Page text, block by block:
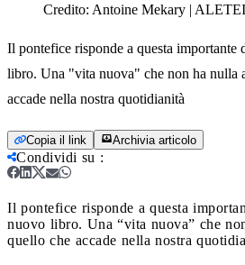
Credito: Antoine Mekary |
Il pontefice risponde a questa importante
libro. Una "vita nuova" che non ha nulla
accade nella nostra quotidianità
Copia il link Archivia articolo
Condividi su :
Il pontefice risponde a questa
nuovo libro. Una “vita nuova” che
quello che accade nella nostra